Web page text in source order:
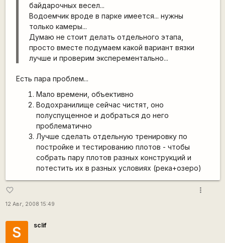
байдарочных весел...
Водоемчик вроде в парке имеется... нужны
только камеры...
Думаю не стоит делать отдельного этапа,
просто вместе подумаем какой вариант вязки
лучше и проверим эксперементально...
Есть пара проблем...
Мало времени, объективно
Водохранилище сейчас чистят, оно
полуспущенное и добраться до него
проблематично
Лучше сделать отдельную тренировку по
постройке и тестированию плотов - чтобы
собрать пару плотов разных конструкций и
потестить их в разных условиях (река+озеро)
favorite_border
12 Авг, 2008 15:49
more_vert
S sclif